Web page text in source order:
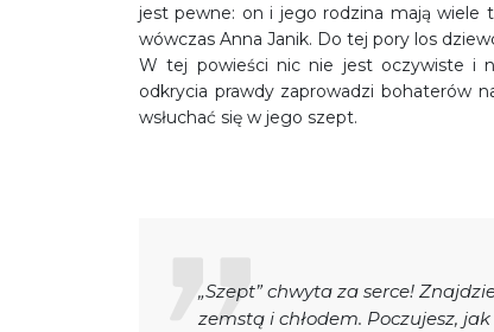
jest pewne: on i jego rodzina mają wiele
wówczas Anna Janik. Do tej pory los
W tej powieści nic nie jest oczywiste i
odkrycia prawdy zaprowadzi bohaterów
wsłuchać się w jego szept.
„Szept” chwyta za serce!
zemstą i chłodem. Poczujesz,